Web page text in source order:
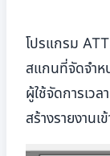
โปรแกรม
สแกนที่จัดจำห
ผู้ใช้จัดการเว
สร้างรายงาน